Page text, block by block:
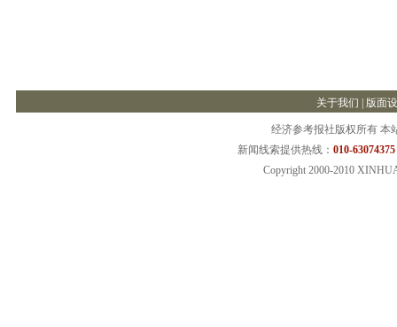
关于我们 版面
经济参考报社版权所有 本
新闻线索提供热线： 010-
Copyright 2000-2010